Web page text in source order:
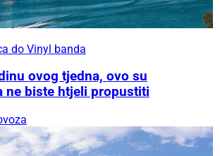
do Vinyl banda
ovog tjedna, ovo su
ne biste htjeli propustiti